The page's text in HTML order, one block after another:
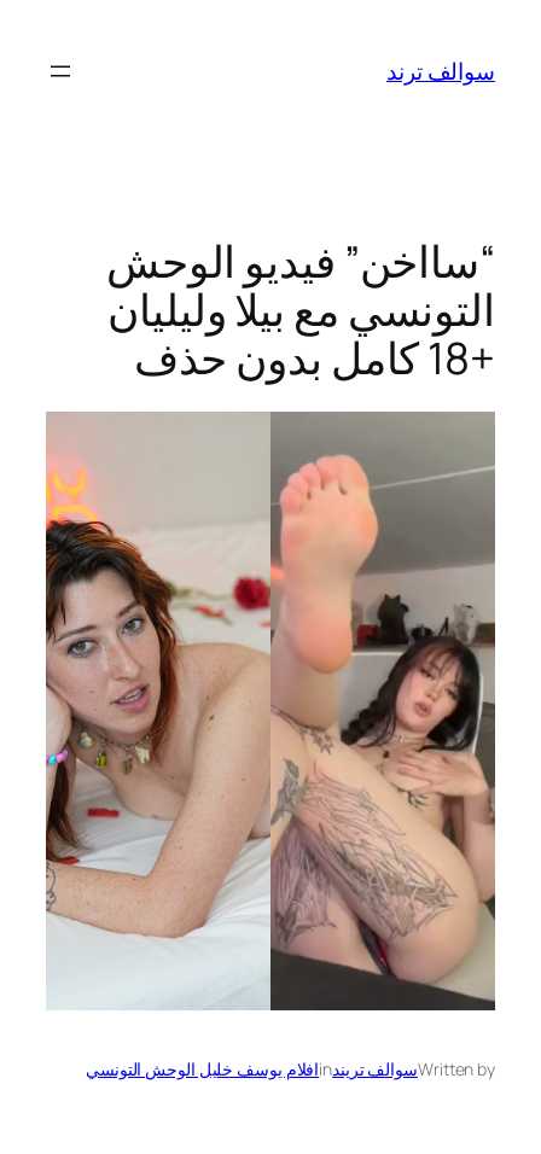
المحتوى
سوالف ترند
“سااخن” فيديو الوحش
التونسي مع بيلا وليليان
+18 كامل بدون حذف
Written byسوالف تريندinافلام يوسف خليل الوحش التونسي